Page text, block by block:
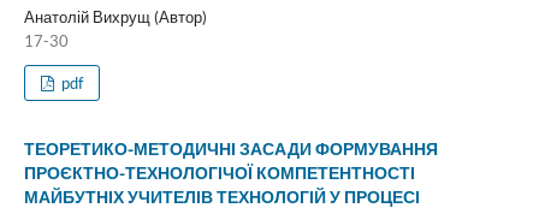
Анатолій Вихрущ (Автор)
17-30
pdf
ТЕОРЕТИКО-МЕТОДИЧНІ ЗАСАДИ ФОРМУВАННЯ
ПРОЄКТНО-ТЕХНОЛОГІЧОЇ КОМПЕТЕНТНОСТІ
МАЙБУТНІХ УЧИТЕЛІВ ТЕХНОЛОГІЙ У ПРОЦЕСІ